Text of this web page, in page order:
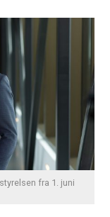
fra 1. juni